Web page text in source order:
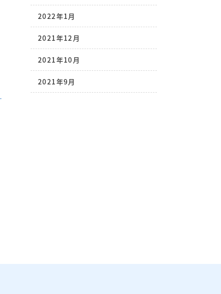
2022年1月
2021年12月
2021年10月
2021年9月